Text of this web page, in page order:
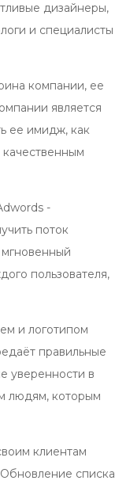
дизайнеры,
и специалисты
компании, ее
является
ее имидж, как
-
поток
пользователя,
и логотипом
правильные
уверенности в
людям, которым
клиентам
списка